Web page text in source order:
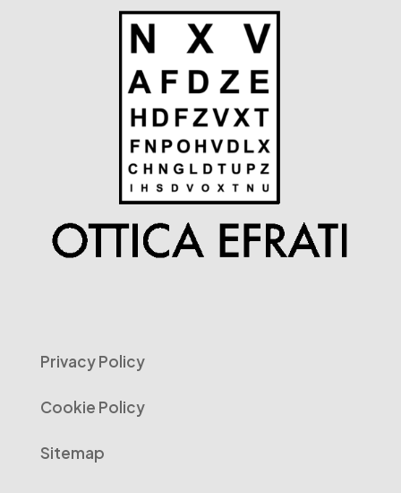
Privacy Policy
Cookie Policy
Sitemap